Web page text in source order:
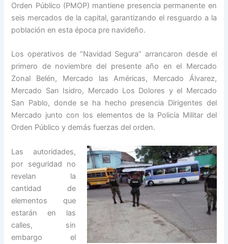
Orden Público (PMOP) mantiene presencia permanente en
seis mercados de la capital, garantizando el resguardo a la
población en esta época pre navideño.
Los operativos de “Navidad Segura” arrancaron desde el
primero de noviembre del presente año en el Mercado
Zonal Belén, Mercado las Américas, Mercado Álvarez,
Mercado San Isidro, Mercado Los Dolores y el Mercado
San Pablo, donde se ha hecho presencia Dirigentes del
Mercado junto con los elementos de la Policía Militar del
Orden Público y demás fuerzas del orden.
Las autoridades,
por seguridad no
revelan la
cantidad de
elementos que
estarán en las
calles, sin
embargo el